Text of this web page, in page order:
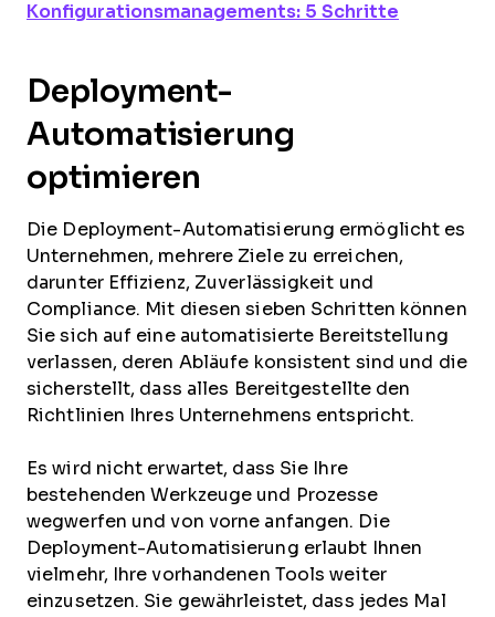
Konfigurationsmanagements: 5 Schritte
Deployment-
Automatisierung
optimieren
Die Deployment-Automatisierung ermöglicht es
Unternehmen, mehrere Ziele zu erreichen,
darunter Effizienz, Zuverlässigkeit und
Compliance. Mit diesen sieben Schritten können
Sie sich auf eine automatisierte Bereitstellung
verlassen, deren Abläufe konsistent sind und die
sicherstellt, dass alles Bereitgestellte den
Richtlinien Ihres Unternehmens entspricht.
Es wird nicht erwartet, dass Sie Ihre
bestehenden Werkzeuge und Prozesse
wegwerfen und von vorne anfangen. Die
Deployment-Automatisierung erlaubt Ihnen
vielmehr, Ihre vorhandenen Tools weiter
einzusetzen. Sie gewährleistet, dass jedes Mal